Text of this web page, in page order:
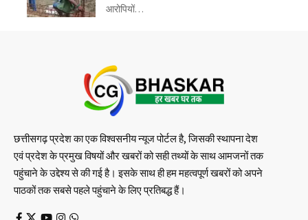
आरोपियों…
छत्तीसगढ़ प्रदेश का एक विश्वसनीय न्यूज पोर्टल है, जिसकी स्थापना देश
एवं प्रदेश के प्रमुख विषयों और खबरों को सही तथ्यों के साथ आमजनों तक
पहुंचाने के उद्देश्य से की गई है। इसके साथ ही हम महत्वपूर्ण खबरों को अपने
पाठकों तक सबसे पहले पहुंचाने के लिए प्रतिबद्ध हैं।